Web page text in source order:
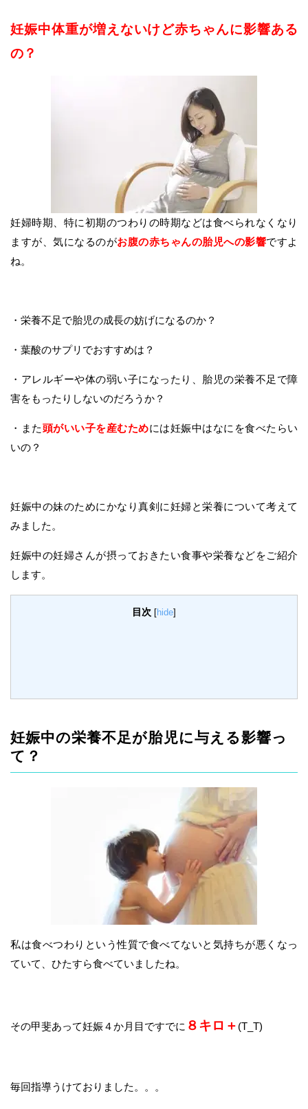
妊娠中体重が増えないけど赤ちゃんに影響ある
の？
妊婦時期、特に初期のつわりの時期などは食べられなくなり
ますが、気になるのがお腹の赤ちゃんの胎児への影響ですよ
ね。
・栄養不足で胎児の成長の妨げになるのか？
・葉酸のサプリでおすすめは？
・アレルギーや体の弱い子になったり、胎児の栄養不足で障
害をもったりしないのだろうか？
・また頭がいい子を産むためには妊娠中はなにを食べたらい
いの？
妊娠中の妹のためにかなり真剣に妊婦と栄養について考えて
みました。
妊娠中の妊婦さんが摂っておきたい食事や栄養などをご紹介
します。
目次 [hide]
妊娠中の栄養不足が胎児に与える影響っ
て？
私は食べつわりという性質で食べてないと気持ちが悪くなっ
ていて、ひたすら食べていましたね。
その甲斐あって妊娠４か月目ですでに ８キロ＋ (T_T)
毎回指導うけておりました。。。